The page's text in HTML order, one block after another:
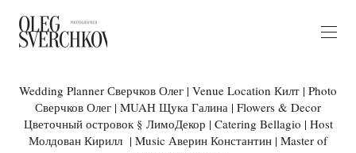
Wedding Planner Сверчков Олег | Venue Location Килт | Photo
Сверчков Олег | MUAH Щука Галина | Flowers & Decor
Цветочный островок § ЛимоДекор | Catering Bellagio | Host
Молдован Кирилл | Music Аверин Константин | Master of